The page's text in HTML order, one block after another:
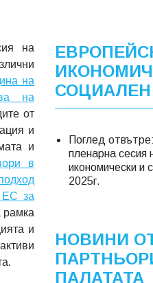
на
на
на
от
и
и
в
ЕС за
рамка
и
Поглед
пленарна сесия
икономически и
2025г.
НОВИНИ
ПАЛАТАТА